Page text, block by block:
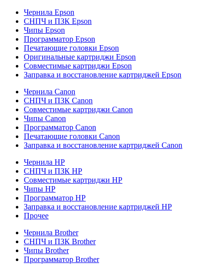
Чернила Epson
СНПЧ и ПЗК Epson
Чипы Epson
Программатор Epson
Печатающие головки Epson
Оригинальные картриджи Epson
Совместимые картриджи Epson
Заправка и восстановление картриджей Epson
Чернила Canon
СНПЧ и ПЗК Canon
Совместимые картриджи Canon
Чипы Canon
Программатор Canon
Печатающие головки Canon
Заправка и восстановление картриджей Canon
Чернила HP
СНПЧ и ПЗК HP
Совместимые картриджи HP
Чипы HP
Программатор HP
Заправка и восстановление картриджей HP
Прочее
Чернила Brother
СНПЧ и ПЗК Brother
Чипы Brother
Программатор Brother